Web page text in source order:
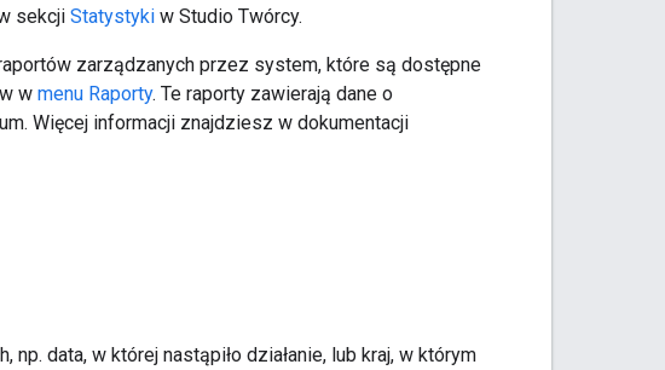
sekcji Statystyki w Studio Twórcy.
zarządzanych przez system, które są dostępne
w menu Raporty. Te raporty zawierają dane o
Więcej informacji znajdziesz w dokumentacji
data, w której nastąpiło działanie, lub kraj, w którym